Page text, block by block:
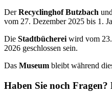
DerRecyclinghof Butzbach
vom 27. Dezember 2025 bis 1.
Die Stadtbücherei wird vom
2026 geschlossen sein.
Das Museum bleibt während
Haben Sie noch Fragen?